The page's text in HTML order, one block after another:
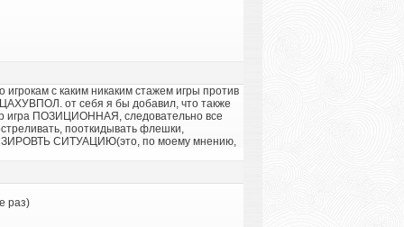
игрокам с каким никаким стажем игры против
от себя я бы добавил, что также
игра ПОЗИЦИОННАЯ, следовательно все
пооткидывать флешки,
СИТУАЦИЮ(это, по моему мнению,
раз)